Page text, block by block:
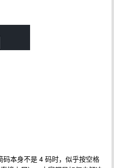
本身不是 4 码时，似乎按空格